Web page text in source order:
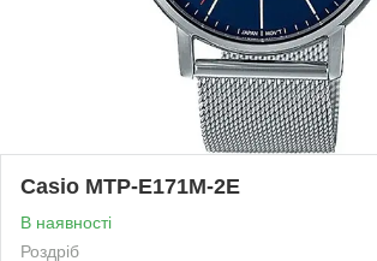
Casio MTP-E171M-2E
В наявності
Роздріб